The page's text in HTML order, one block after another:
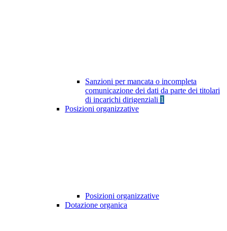
Sanzioni per mancata o incompleta
comunicazione dei dati da parte dei titolari
di incarichi dirigenziali 1
Posizioni organizzative
Posizioni organizzative
Dotazione organica